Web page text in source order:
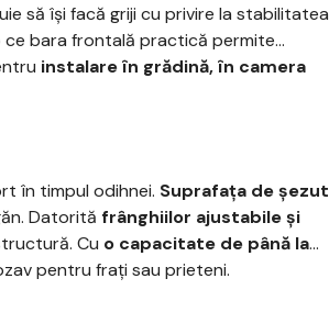
să își facă griji cu privire la stabilitatea
ce bara frontală practică permite
instalare în grădină, în camera
în timpul odihnei. Suprafața de șezut
Datorită frânghiilor ajustabile și
Cu o capacitate de până la
pentru frați sau prieteni.